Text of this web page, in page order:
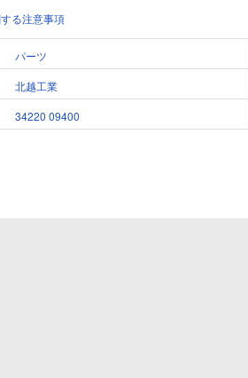
る注意事項
パーツ
北越工業
34220 09400